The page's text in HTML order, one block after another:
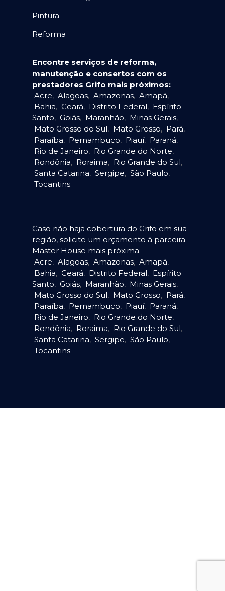
Pintura
Reforma
Encontre serviços de reforma,
manutenção e consertos com os
prestadores Grifo mais próximos:
Acre, Alagoas, Amazonas, Amapá,
Bahia, Ceará, Distrito Federal, Espírito
Santo, Goiás, Maranhão, Minas Gerais,
Mato Grosso do Sul, Mato Grosso, Pará,
Paraíba, Pernambuco, Piauí, Paraná,
Rio de Janeiro, Rio Grande do Norte,
Rondônia, Roraima, Rio Grande do Sul,
Santa Catarina, Sergipe, São Paulo,
Tocantins.
Caso não haja cobertura do Grifo em sua
região, solicite um orçamento à parceira
Master House mais próxima:
Acre, Alagoas, Amazonas, Amapá,
Bahia, Ceará, Distrito Federal, Espírito
Santo, Goiás, Maranhão, Minas Gerais,
Mato Grosso do Sul, Mato Grosso, Pará,
Paraíba, Pernambuco, Piauí, Paraná,
Rio de Janeiro, Rio Grande do Norte,
Rondônia, Roraima, Rio Grande do Sul,
Santa Catarina, Sergipe, São Paulo,
Tocantins.